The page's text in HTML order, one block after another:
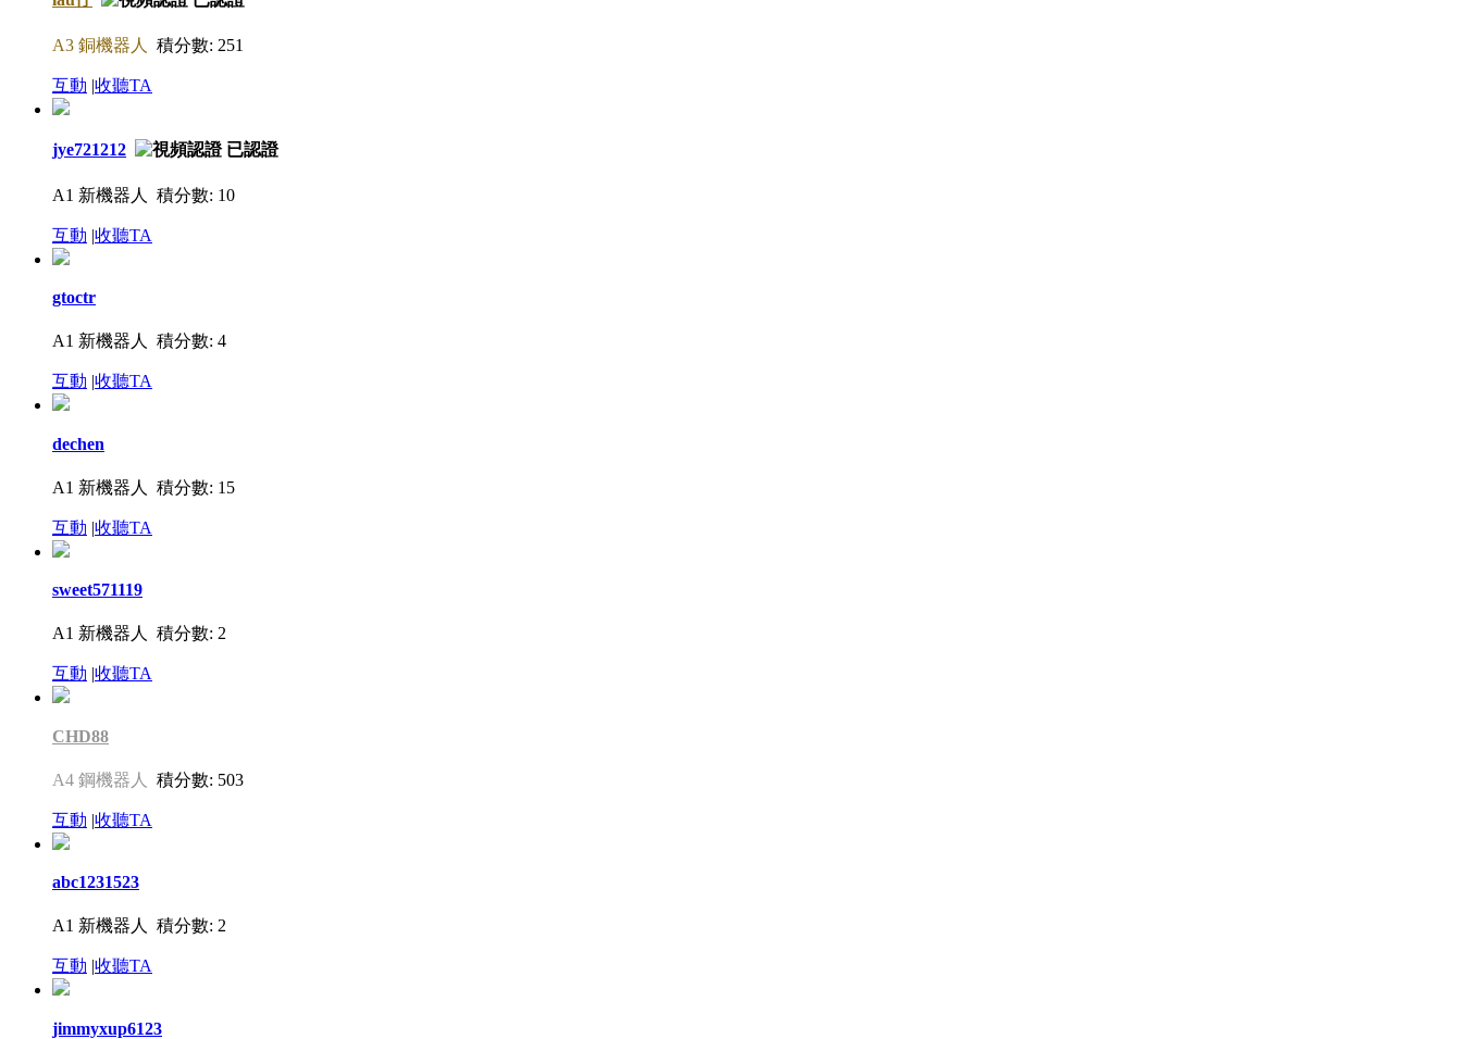
A3 銅機器人 積分數: 251
互動 |收聽TA
jye721212
A1 新機器人 積分數: 10
互動 |收聽TA
gtoctr
A1 新機器人 積分數: 4
互動 |收聽TA
dechen
A1 新機器人 積分數: 15
互動 |收聽TA
sweet571119
A1 新機器人 積分數: 2
互動 |收聽TA
CHD88
A4 鋼機器人 積分數: 503
互動 |收聽TA
abc1231523
A1 新機器人 積分數: 2
互動 收聽TA
jimmyxup6123